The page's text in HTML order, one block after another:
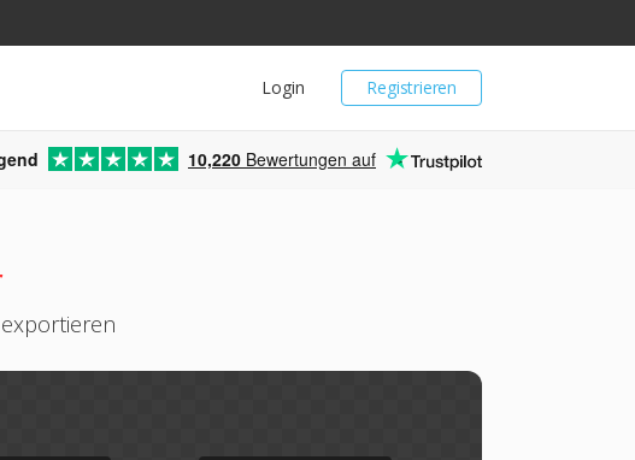
Registrieren
Login
10,220 Bewertungen auf